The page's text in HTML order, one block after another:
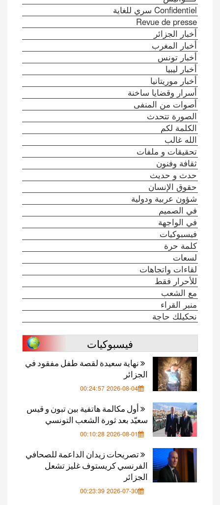
Confidentiel سري للغاية
Revue de presse
أخبار الجزائر
أخبار المغرب
أخبار تونس
أخبار ليبيا
أخبار موريتانيا
أسرار وقضايا ساخنة
أصوات من المنفى
الصورة تتحدث
الكلمة لكم
الله غالب
تحقيقات و ملفات
ثقافة وفنون
حدث و حديث
حقوق الإنسان
شؤون عربية ودولية
في الصميم
في الواجهة
فيسبوكيات
كلمة حرة
لسعات
لقاءات واتجاهات
للأحرار فقط
مع الشعب
منبر القراء
نحكيلك حاجة
فيسبوكيات
نهاية سعيدة لقصة طفل مفقود في
الجزائر
2026-08-04 00:24:57
أول مكالمة هاتفية بين تبون و قيس
سعيّد بعد ثورة الشعب التونسي
2026-08-01 00:10:28
تصريحات زيدان الداعمة للصحافي
الفرنسي كريستوف غليز تشعل
الجزائر
2026-07-30 00:23:39